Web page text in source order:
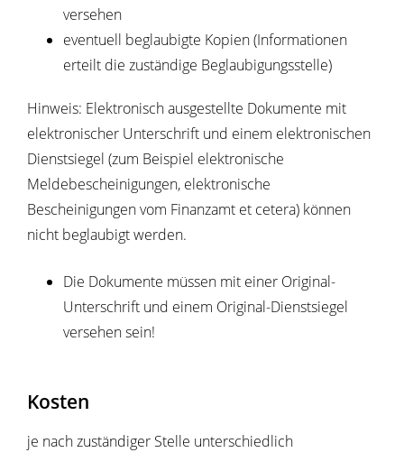
versehen
eventuell beglaubigte Kopien (Informationen
erteilt die zuständige Beglaubigungsstelle)
Hinweis: Elektronisch ausgestellte Dokumente mit
elektronischer Unterschrift und einem elektronischen
Dienstsiegel (zum Beispiel elektronische
Meldebescheinigungen, elektronische
Bescheinigungen vom Finanzamt et cetera) können
nicht beglaubigt werden.
Die Dokumente müssen mit einer Original-
Unterschrift und einem Original-Dienstsiegel
versehen sein!
Kosten
je nach zuständiger Stelle unterschiedlich